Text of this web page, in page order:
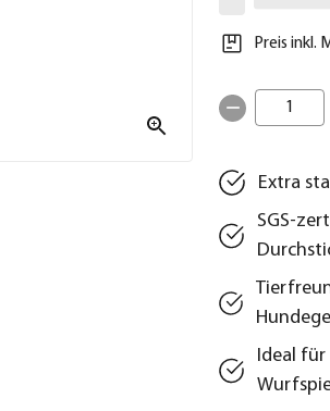
Preis inkl.
1
Extra
SGS-
Ideal